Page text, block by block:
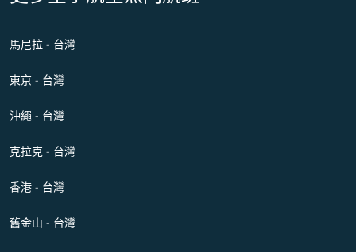
馬尼拉 - 台灣
東京 - 台灣
沖繩 - 台灣
克拉克 - 台灣
香港 - 台灣
舊金山 - 台灣